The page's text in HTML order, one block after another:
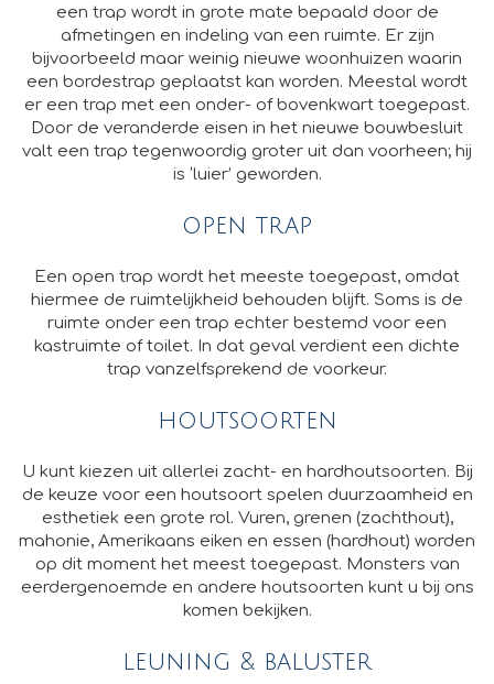
een trap wordt in grote mate bepaald door de
afmetingen en indeling van een ruimte. Er zijn
bijvoorbeeld maar weinig nieuwe woonhuizen waarin
een bordestrap geplaatst kan worden. Meestal wordt
er een trap met een onder- of bovenkwart toegepast.
Door de veranderde eisen in het nieuwe bouwbesluit
valt een trap tegenwoordig groter uit dan voorheen; hij
is ‘luier’ geworden.
open trap
Een open trap wordt het meeste toegepast, omdat
hiermee de ruimtelijkheid behouden blijft. Soms is de
ruimte onder een trap echter bestemd voor een
kastruimte of toilet. In dat geval verdient een dichte
trap vanzelfsprekend de voorkeur.
houtsoorten
U kunt kiezen uit allerlei zacht- en hardhoutsoorten. Bij
de keuze voor een houtsoort spelen duurzaamheid en
esthetiek een grote rol. Vuren, grenen (zachthout),
mahonie, Amerikaans eiken en essen (hardhout) worden
op dit moment het meest toegepast. Monsters van
eerdergenoemde en andere houtsoorten kunt u bij ons
komen bekijken.
leuning & baluster